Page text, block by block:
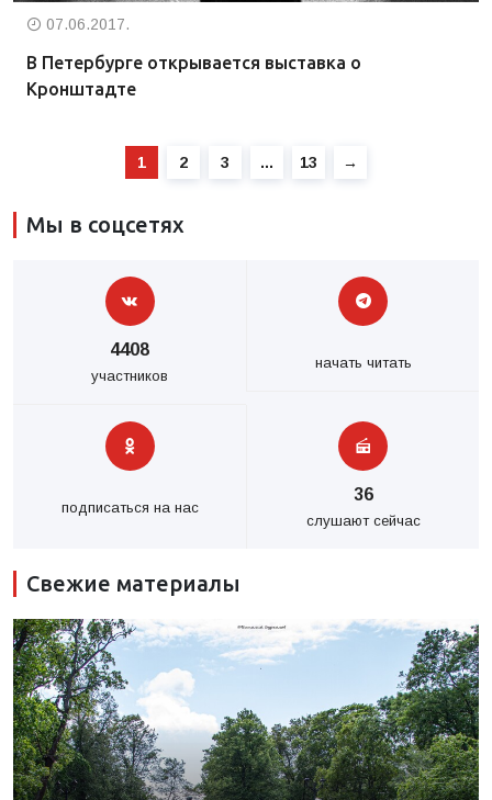
07.06.2017.
В Петербурге открывается выставка о
Кронштадте
1 2 3 … 13 →
Мы в соцсетях
4408
участников
начать читать
подписаться на нас
36
слушают сейчас
Свежие материалы